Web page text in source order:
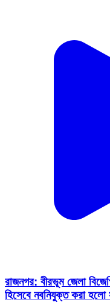
রাজনগর: বীরভূম জেলা
হিসেবে নবনিযুক্ত করা হলো